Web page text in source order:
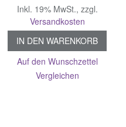
Inkl. 19% MwSt., zzgl.
Versandkosten
IN DEN WARENKORB
Auf den Wunschzettel
Vergleichen